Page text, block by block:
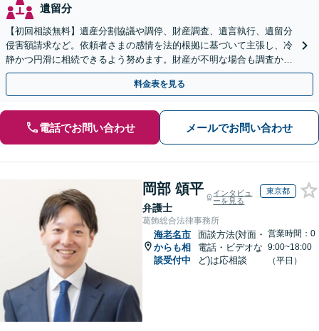
遺留分
【初回相談無料】遺産分割協議や調停、財産調査、遺言執行、遺留分
侵害額請求など。依頼者さまの感情を法的根拠に基づいて主張し、冷
静かつ円滑に相続できるよう努めます。財産が不明な場合も調査から
対応します。
料金表を見る
電話でお問い合わせ メールでお問い合わせ
岡部 頌平
弁護士
インタビュ
ーを見る
東京都
葛飾総合法律事務所
海老名市
からも相
談受付中
面談方法(対面・
電話・ビデオな
ど)は応相談
営業時間：0
9:00~18:00
（平日）